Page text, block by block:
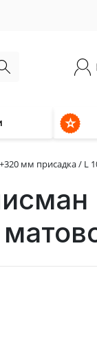
мм присадка /